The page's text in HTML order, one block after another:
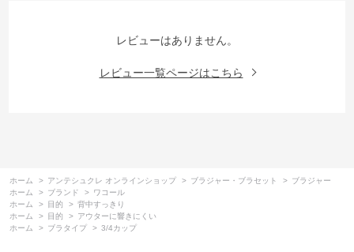
レビューはありません。
レビュー一覧ページはこちら
ホーム > アンテシュクレ オンラインショップ > ブラジャー・ブラセット > ブラジャー
ホーム
> ブランド > ワコール
ホーム
> 目的 > 背中すっきり
ホーム
> 目的 > アウターに響きにくい
ホーム
> ブラタイプ > 3/4カップ